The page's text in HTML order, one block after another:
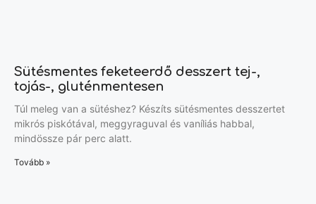
Sütésmentes feketeerdő desszert tej-,
tojás-, gluténmentesen
Túl meleg van a sütéshez? Készíts sütésmentes desszertet
mikrós piskótával, meggyraguval és vaníliás habbal,
mindössze pár perc alatt.
Tovább »